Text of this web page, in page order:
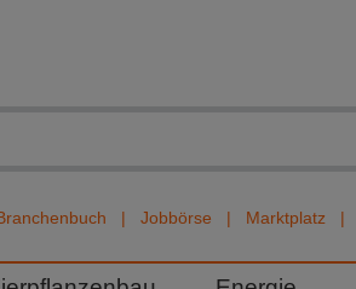
Jobbörse Marktplatz